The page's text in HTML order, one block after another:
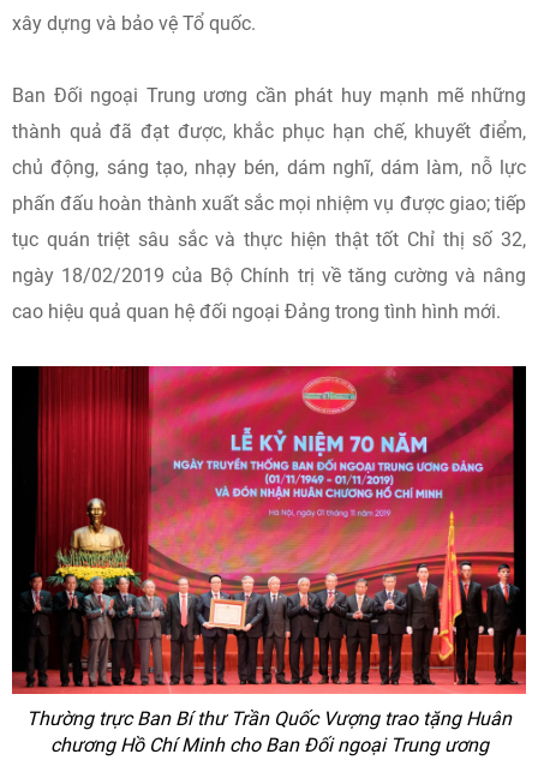
xây dựng và bảo vệ Tổ quốc.
Ban Đối ngoại Trung ương cần phát huy mạnh mẽ những
thành quả đã đạt được, khắc phục hạn chế, khuyết điểm,
chủ động, sáng tạo, nhạy bén, dám nghĩ, dám làm, nỗ lực
phấn đấu hoàn thành xuất sắc mọi nhiệm vụ được giao; tiếp
tục quán triệt sâu sắc và thực hiện thật tốt Chỉ thị số 32,
ngày 18/02/2019 của Bộ Chính trị về tăng cường và nâng
cao hiệu quả quan hệ đối ngoại Đảng trong tình hình mới.
Thường trực Ban Bí thư Trần Quốc Vượng trao tặng Huân
chương Hồ Chí Minh cho Ban Đối ngoại Trung ương